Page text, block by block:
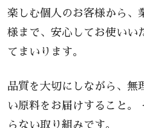
楽しむ個人のお客様から
様まで、安心してお使いい
てまいります。
品質を大切にしながら、無
い原料をお届けすること。
らない取り組みです。